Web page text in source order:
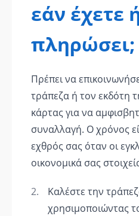
εάν έχετε
πληρώσει;
Πρέπει να
τράπεζα ή τον εκδότη
κάρτας για να
συναλλαγή. Ο χρόνος
εχθρός σας όταν οι
οικονομικά σας
Καλέστε την
χρησιμοποιώντας